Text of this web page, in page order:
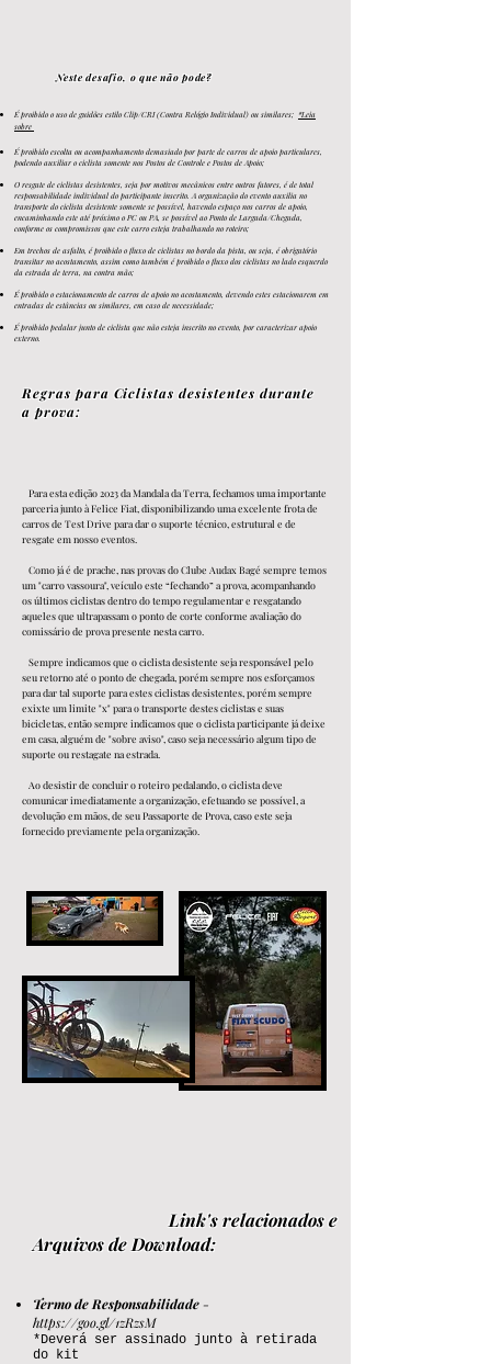
Neste desafio, o que não pode?
É proibido o uso de guidões estilo Clip/CRI (Contra Relógio Individual) ou similares; *Leia
sobre
É proibido escolta ou acompanhamento demasiado por parte de carros de apoio particulares,
podendo auxiliar o ciclista somente nos Postos de Controle e Postos de Apoio;
O resgate de ciclistas desistentes, seja por motivos mecânicos entre outros fatores, é de total
responsabilidade individual do participante inscrito. A organização do evento auxilia no
transporte do ciclista desistente somente se possível, havendo espaço nos carros de apoio,
encaminhando este até próximo o PC ou PA, se possível ao Ponto de Largada/Chegada,
conforme os compromissos que este carro esteja trabalhando no roteiro;
Em trechos de asfalto, é proibido o fluxo de ciclistas no bordo da pista, ou seja, é obrigatório
transitar no acostamento, assim como também é proibido o fluxo dos ciclistas no lado esquerdo
da estrada de terra, na contra mão;
É proibido o estacionamento de carros de apoio no acostamento, devendo estes estacionarem em
entradas de estâncias ou similares, em caso de necessidade;
É proibido pedalar junto de ciclista que não esteja inscrito no evento, por caracterizar apoio
externo.
Regras para Ciclistas desistentes durante
a prova:
Para esta edição 2023 da Mandala da Terra, fechamos uma importante
parceria junto à Felice Fiat, disponibilizando uma excelente frota de
carros de Test Drive para dar o suporte técnico, estrutural e de
resgate em nosso eventos.
Como já é de prache, nas provas do Clube Audax Bagé sempre temos
um "carro vassoura", veículo este “fechando” a prova, acompanhando
os últimos ciclistas dentro do tempo regulamentar e resgatando
aqueles que ultrapassam o ponto de corte conforme avaliação do
comissário de prova presente nesta carro.
Sempre indicamos que o ciclista desistente seja responsável pelo
seu retorno até o ponto de chegada, porém sempre nos esforçamos
para dar tal suporte para estes ciclistas desistentes, porém sempre
exixte um limite "x" para o transporte destes ciclistas e suas
bicicletas, então sempre indicamos que o ciclista participante já deixe
em casa, alguém de "sobre aviso", caso seja necessário algum tipo de
suporte ou restagate na estrada.
Ao desistir de concluir o roteiro pedalando, o ciclista deve
comunicar imediatamente a organização, efetuando se possível, a
devolução em mãos, de seu Passaporte de Prova, caso este seja
fornecido previamente pela organização.
Link's relacionados e
Arquivos de Download:
Termo de Responsabilidade -
https://goo.gl/1zRzsM
*Deverá ser assinado junto à retirada
do kit